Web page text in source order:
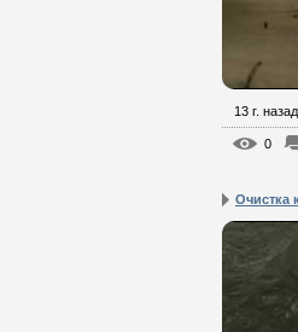
13 г. назад
0
Очистка